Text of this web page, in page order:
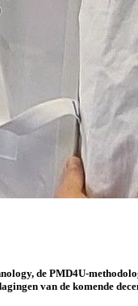
de PMD4U-
van de komende